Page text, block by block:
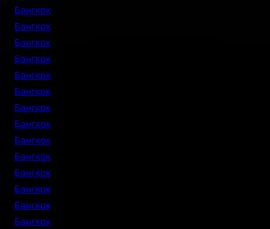
Бангкок
Бангкок
Бангкок
Бангкок
Бангкок
Бангкок
Бангкок
Бангкок
Бангкок
Бангкок
Бангкок
Бангкок
Бангкок
Бангкок